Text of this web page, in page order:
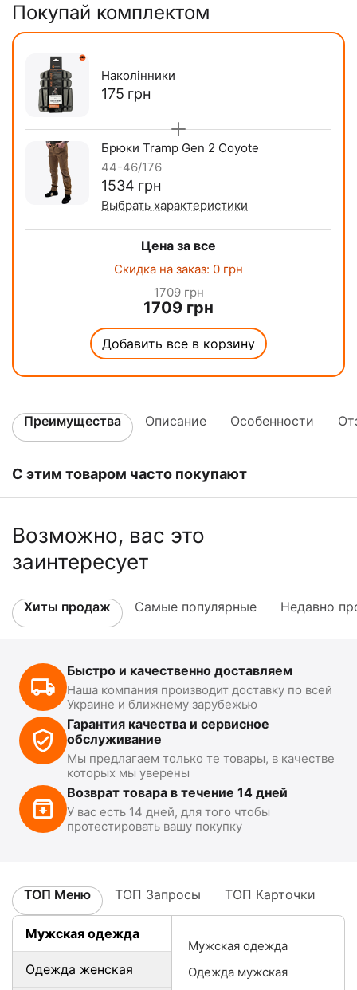
Покупай комплектом
Наколінники
‍175‍ грн
Брюки Tramp Gen 2 Coyote
44-46/176
‍1534‍ грн
Выбрать характеристики
Цена за все
Скидка на заказ: 0 грн
1709грн
1709 грн
Добавить все в корзину
Преимущества Описание Особенности
С этим товаром часто покупают
Возможно, вас это
заинтересует
Хиты продаж Самые популярные Недавно
Быстро и качественно доставляем
Наша компания производит доставку по всей
Украине и ближнему зарубежью
Гарантия качества и сервисное
обслуживание
Мы предлагаем только те товары, в качестве
которых мы уверены
Возврат товара в течение 14 дней
У вас есть 14 дней, для того чтобы
протестировать вашу покупку
ТОП Меню ТОП Запросы ТОП Карточки
Мужская одежда
Одежда женская
Мужская одежда
Одежда мужская